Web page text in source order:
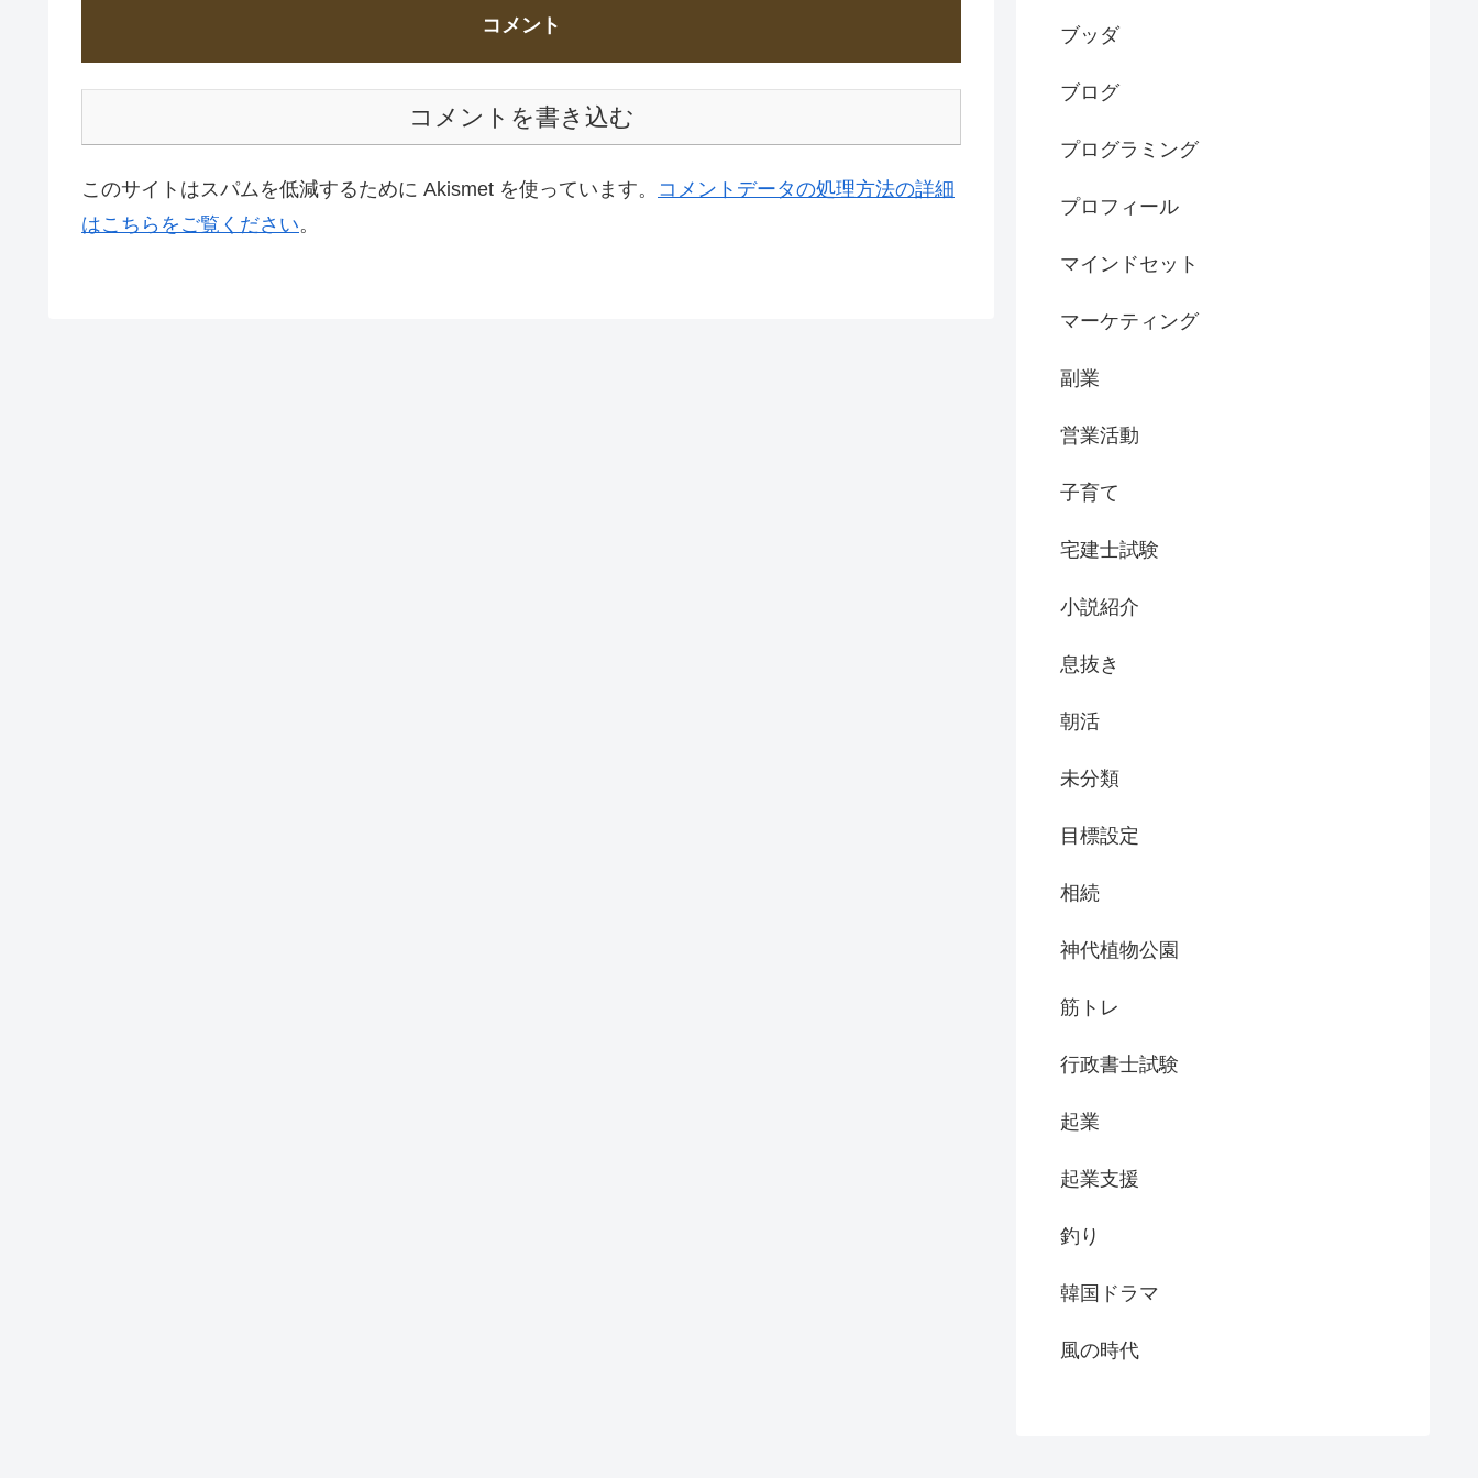
コメント
コメントを書き込む
このサイトはスパムを低減するために Akismet を使っています。 コメントデータの処理方法の詳細
はこちらをご覧ください。
ブッダ
ブログ
プログラミング
プロフィール
マインドセット
マーケティング
副業
営業活動
子育て
宅建士試験
小説紹介
息抜き
朝活
未分類
目標設定
相続
神代植物公園
筋トレ
行政書士試験
起業
起業支援
釣り
韓国ドラマ
風の時代